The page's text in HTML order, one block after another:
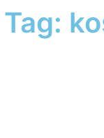
Tag: